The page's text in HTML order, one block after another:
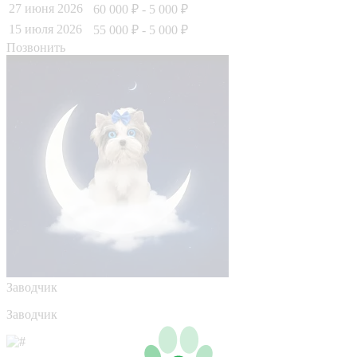
27 июня 2026 60 000 ₽ - 5 000 ₽
15 июля 2026
55 000 ₽ - 5 000 ₽
Позвонить
Заводчик
Заводчик